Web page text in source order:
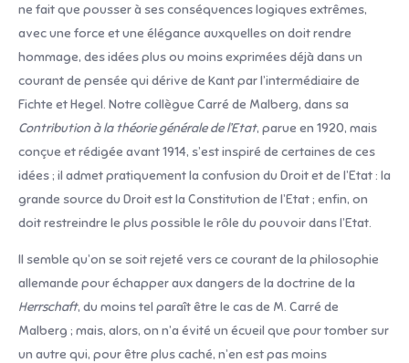
ne fait que pousser à ses conséquences logiques extrêmes,
avec une force et une élégance auxquelles on doit rendre
hommage, des idées plus ou moins exprimées déjà dans un
courant de pensée qui dérive de Kant par l’intermédiaire de
Fichte et Hegel. Notre collègue Carré de Malberg, dans sa
Contribution à la théorie générale de l’Etat, parue en 1920, mais
conçue et rédigée avant 1914, s’est inspiré de certaines de ces
idées ; il admet pratiquement la confusion du Droit et de l’Etat : la
grande source du Droit est la Constitution de l’Etat ; enfin, on
doit restreindre le plus possible le rôle du pouvoir dans l’Etat.
Il semble qu’on se soit rejeté vers ce courant de la philosophie
allemande pour échapper aux dangers de la doctrine de la
Herrschaft, du moins tel paraît être le cas de M. Carré de
Malberg ; mais, alors, on n’a évité un écueil que pour tomber sur
un autre qui, pour être plus caché, n’en est pas moins